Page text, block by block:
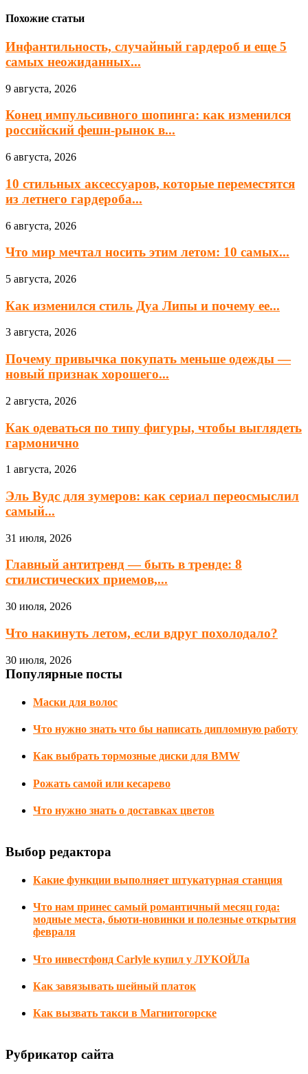
Похожие статьи
Инфантильность, случайный гардероб и еще 5
самых неожиданных...
9 августа, 2026
Конец импульсивного шопинга: как изменился
российский фешн-рынок в...
6 августа, 2026
10 стильных аксессуаров, которые переместятся
из летнего гардероба...
6 августа, 2026
Что мир мечтал носить этим летом: 10 самых...
5 августа, 2026
Как изменился стиль Дуа Липы и почему ее...
3 августа, 2026
Почему привычка покупать меньше одежды —
новый признак хорошего...
2 августа, 2026
Как одеваться по типу фигуры, чтобы выглядеть
гармонично
1 августа, 2026
Эль Вудс для зумеров: как сериал переосмыслил
самый...
31 июля, 2026
Главный антитренд — быть в тренде: 8
стилистических приемов,...
30 июля, 2026
Что накинуть летом, если вдруг похолодало?
30 июля, 2026
Популярные посты
Маски для волос
Что нужно знать что бы написать дипломную работу
Как выбрать тормозные диски для BMW
Рожать самой или кесарево
Что нужно знать о доставках цветов
Выбор редактора
Какие функции выполняет штукатурная станция
Что нам принес самый романтичный месяц года:
модные места, бьюти-новинки и полезные открытия
февраля
Что инвестфонд Carlyle купил у ЛУКОЙЛа
Как завязывать шейный платок
Как вызвать такси в Магнитогорске
Рубрикатор сайта